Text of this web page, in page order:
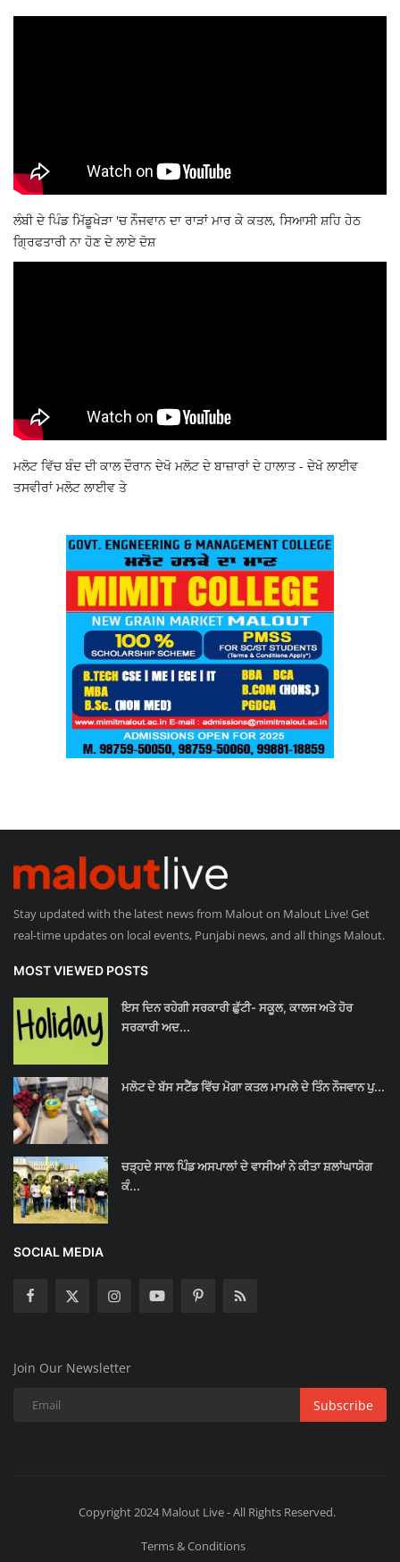
ਲੰਬੀ ਦੇ ਪਿੰਡ ਮਿੱਡੂਖੇੜਾ 'ਚ ਨੌਜਵਾਨ ਦਾ ਰਾੜਾਂ ਮਾਰ ਕੇ ਕਤਲ, ਸਿਆਸੀ ਸ਼ਹਿ ਹੇਠ
ਗ੍ਰਿਫਤਾਰੀ ਨਾ ਹੋਣ ਦੇ ਲਾਏ ਦੋਸ਼
ਮਲੋਟ ਵਿੱਚ ਬੰਦ ਦੀ ਕਾਲ ਦੌਰਾਨ ਦੇਖੋ ਮਲੋਟ ਦੇ ਬਾਜ਼ਾਰਾਂ ਦੇ ਹਾਲਾਤ - ਦੇਖੋ ਲਾਈਵ
ਤਸਵੀਰਾਂ ਮਲੋਟ ਲਾਈਵ ਤੇ
Stay updated with the latest news from Malout on Malout Live! Get
real-time updates on local events, Punjabi news, and all things Malout.
MOST VIEWED POSTS
ਇਸ ਦਿਨ ਰਹੇਗੀ ਸਰਕਾਰੀ ਛੁੱਟੀ- ਸਕੂਲ, ਕਾਲਜ ਅਤੇ ਹੋਰ
ਸਰਕਾਰੀ ਅਦ...
ਮਲੋਟ ਦੇ ਬੱਸ ਸਟੈਂਡ ਵਿੱਚ ਮੋਗਾ ਕਤਲ ਮਾਮਲੇ ਦੇ ਤਿੰਨ ਨੌਜਵਾਨ ਪੁ...
ਚੜ੍ਹਦੇ ਸਾਲ ਪਿੰਡ ਅਸਪਾਲਾਂ ਦੇ ਵਾਸੀਆਂ ਨੇ ਕੀਤਾ ਸ਼ਲਾਂਘਾਯੋਗ
ਕੰ...
SOCIAL MEDIA
Join Our Newsletter
Subscribe
Copyright 2024 Malout Live - All Rights Reserved.
Terms & Conditions